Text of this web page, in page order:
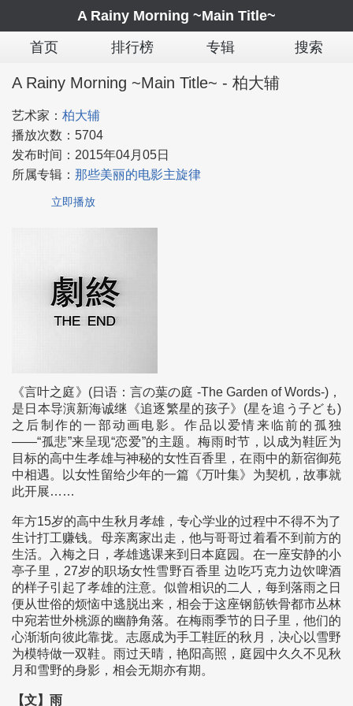
A Rainy Morning ~Main Title~
首页 排行榜 专辑 搜索
A Rainy Morning ~Main Title~ - 柏大辅
艺术家： 柏大辅
播放次数： 5704
发布时间： 2015年04月05日
所属专辑： 那些美丽的电影主旋律
立即播放
《言叶之庭》(日语：言の葉の庭 -The Garden of Words-)，
是日本导演新海诚继《追逐繁星的孩子》(星を追う子ども)
之后制作的一部动画电影。作品以爱情来临前的孤独
——“孤悲”来呈现“恋爱”的主题。梅雨时节，以成为鞋匠为
目标的高中生孝雄与神秘的女性百香里，在雨中的新宿御苑
中相遇。以女性留给少年的一篇《万叶集》为契机，故事就
此开展……
年方15岁的高中生秋月孝雄，专心学业的过程中不得不为了
生计打工赚钱。母亲离家出走，他与哥哥过着看不到前方的
生活。入梅之日，孝雄逃课来到日本庭园。在一座安静的小
亭子里，27岁的职场女性雪野百香里 边吃巧克力边饮啤酒
的样子引起了孝雄的注意。似曾相识的二人，每到落雨之日
便从世俗的烦恼中逃脱出来，相会于这座钢筋铁骨都市丛林
中宛若世外桃源的幽静角落。在梅雨季节的日子里，他们的
心渐渐向彼此靠拢。志愿成为手工鞋匠的秋月，决心以雪野
为模特做一双鞋。雨过天晴，艳阳高照，庭园中久久不见秋
月和雪野的身影，相会无期亦有期。
【文】雨